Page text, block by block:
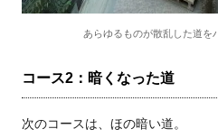
あらゆるものが散乱した道を
コース2：暗くなった道
次のコースは、ほの暗い道。